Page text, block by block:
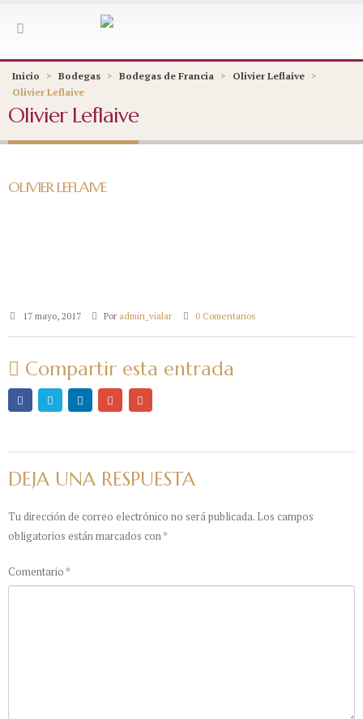
Inicio > Bodegas > Bodegas de Francia > Olivier Leflaive >
Olivier Leflaive
Olivier Leflaive
OLIVIER LEFLAIVE
17 mayo, 2017 Por admin_vialar 0 Comentarios
Compartir esta entrada
DEJA UNA RESPUESTA
Tu dirección de correo electrónico no será publicada. Los campos
obligatorios están marcados con*
Comentario *